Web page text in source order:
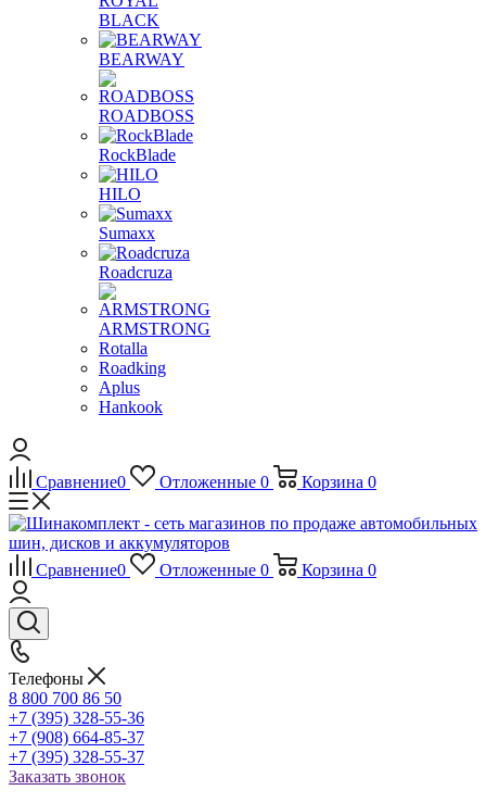
BLACK
BEARWAY
ROADBOSS
RockBlade
HILO
Sumaxx
Roadcruza
ARMSTRONG
Rotalla
Roadking
Aplus
Hankook
Сравнение0 Отложенные 0 Корзина 0
Сравнение0 Отложенные 0 Корзина 0
Телефоны
8 800 700 86 50
+7 (395) 328-55-36
+7 (908) 664-85-37
+7 (395) 328-55-37
Заказать звонок